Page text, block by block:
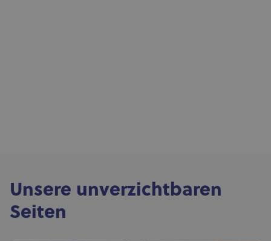
Unsere unverzichtbaren
Seiten